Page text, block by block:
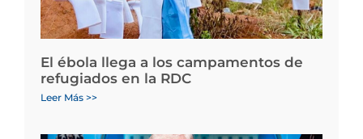
El ébola llega a los campamentos de
refugiados en la RDC
Leer Más >>